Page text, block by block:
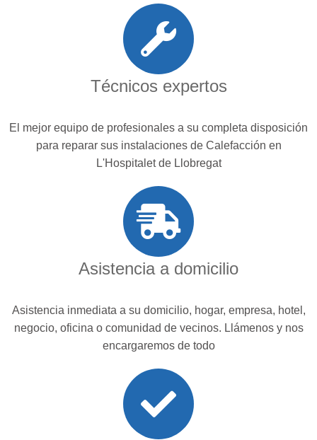
Técnicos expertos
El mejor equipo de profesionales a su completa disposición
para reparar sus instalaciones de Calefacción en
L'Hospitalet de Llobregat
Asistencia a domicilio
Asistencia inmediata a su domicilio, hogar, empresa, hotel,
negocio, oficina o comunidad de vecinos. Llámenos y nos
encargaremos de todo